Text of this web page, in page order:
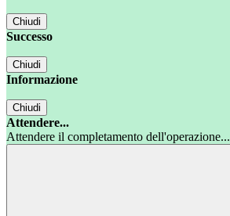
Chiudi
Successo
Chiudi
Informazione
Chiudi
Attendere...
Attendere il completamento dell'operazione...